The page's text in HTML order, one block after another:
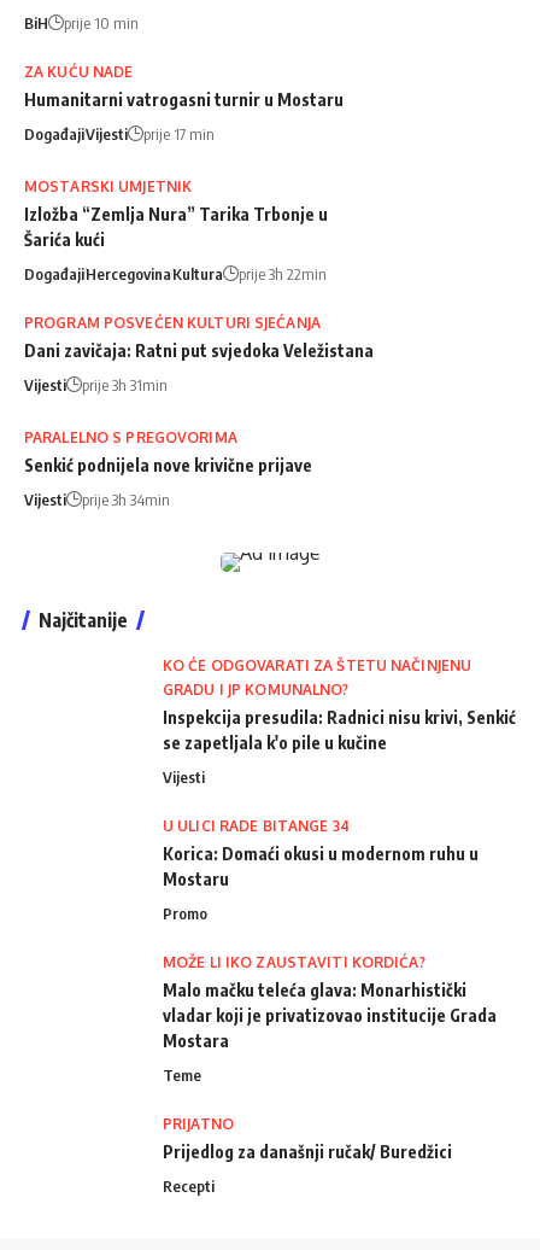
BiH prije 10 min
ZA KUĆU NADE
Humanitarni vatrogasni turnir u Mostaru
DogađajiVijesti prije 17 min
MOSTARSKI UMJETNIK
Izložba “Zemlja Nura” Tarika Trbonje u
Šarića kući
DogađajiHercegovinaKultura prije 3h 22min
PROGRAM POSVEĆEN KULTURI SJEĆANJA
Dani zavičaja: Ratni put svjedoka Veležistana
Vijesti prije 3h 31min
PARALELNO S PREGOVORIMA
Senkić podnijela nove krivične prijave
Vijesti prije 3h 34min
Najčitanije
KO ĆE ODGOVARATI ZA ŠTETU NAČINJENU
GRADU I JP KOMUNALNO?
Inspekcija presudila: Radnici nisu krivi, Senkić
se zapetljala k'o pile u kučine
Vijesti
U ULICI RADE BITANGE 34
Korica: Domaći okusi u modernom ruhu u
Mostaru
Promo
MOŽE LI IKO ZAUSTAVITI KORDIĆA?
Malo mačku teleća glava: Monarhistički
vladar koji je privatizovao institucije Grada
Mostara
Teme
PRIJATNO
Prijedlog za današnji ručak/ Buredžici
Recepti